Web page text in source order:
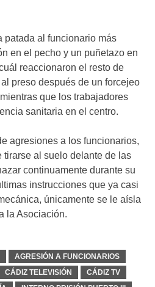
patada al funcionario más
en el pecho y un puñetazo en
reaccionaron el resto de
preso después de un forcejeo
que los trabajadores
sanitaria en el centro.
agresiones a los funcionarios,
tirarse al suelo delante de las
continuamente durante su
instrucciones que ya casi
únicamente se le aísla
la Asociación.
AGRESIÓN A FUNCIONARIOS
CÁDIZ TELEVISIÓN
CÁDIZ TV